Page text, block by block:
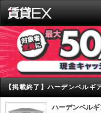
【掲載終了】 ハーデンベルギ
ハーデンベルギ